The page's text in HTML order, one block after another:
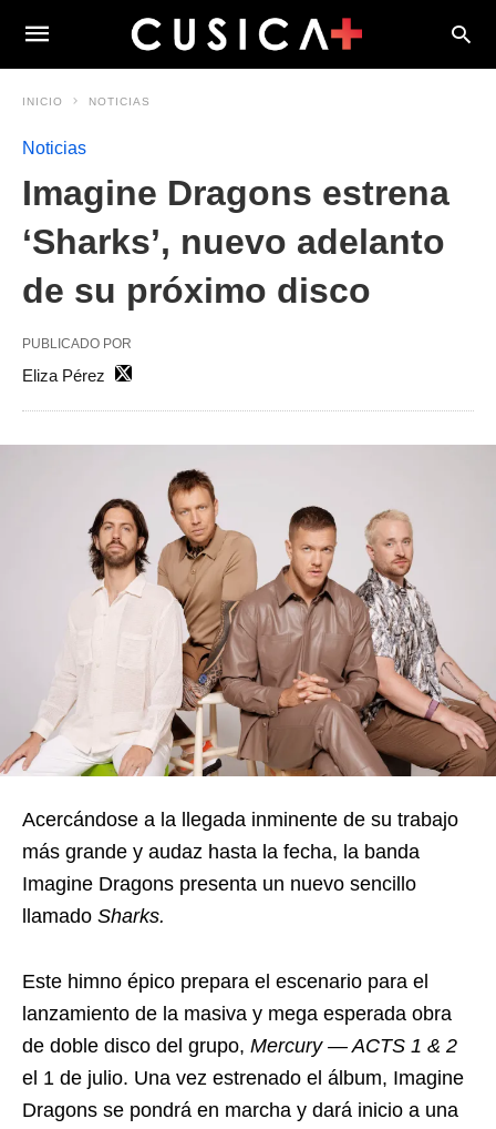
INICIO NOTICIAS
Noticias
Imagine Dragons estrena
‘Sharks’, nuevo adelanto
de su próximo disco
PUBLICADO POR
Eliza Pérez
Acercándose a la llegada inminente de su trabajo
más grande y audaz hasta la fecha, la banda
Imagine Dragons presenta un nuevo sencillo
llamado Sharks.
Este himno épico prepara el escenario para el
lanzamiento de la masiva y mega esperada obra
de doble disco del grupo, Mercury — ACTS 1 & 2
el 1 de julio. Una vez estrenado el álbum, Imagine
Dragons se pondrá en marcha y dará inicio a una